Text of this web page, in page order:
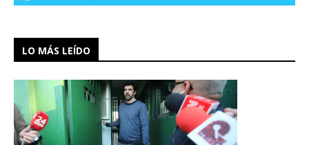
LO MÁS LEÍDO